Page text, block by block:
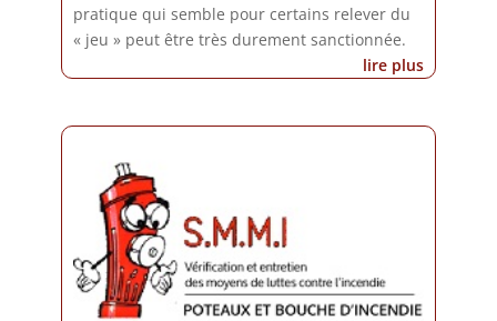
pratique qui semble pour certains relever du
« jeu » peut être très durement sanctionnée.
lire plus